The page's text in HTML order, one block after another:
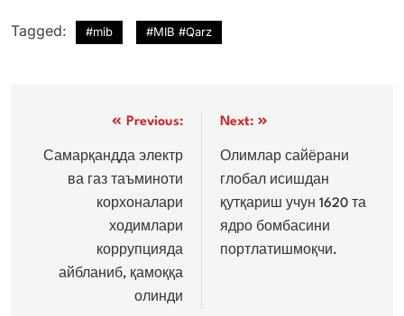
Tagged: #mib #MIB #Qarz
menyusi
Previous:
Самарқандда электр
ва газ таъминоти
корхоналари
ходимлари
коррупцияда
айбланиб, қамоққа
олинди
Next:
Олимлар сайёрани
глобал исишдан
қутқариш учун 1620 та
ядро бомбасини
портлатишмоқчи.